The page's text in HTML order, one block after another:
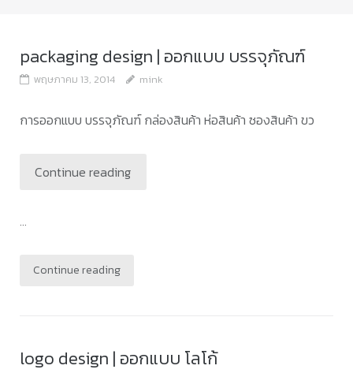
packaging design | ออกแบบ บรรจุภัณฑ์
พฤษภาคม 13, 2014 mink
การออกแบบ บรรจุภัณฑ์ กล่องสินค้า ห่อสินค้า ซองสินค้า ขว
Continue reading
...
Continue reading
logo design | ออกแบบ โลโก้